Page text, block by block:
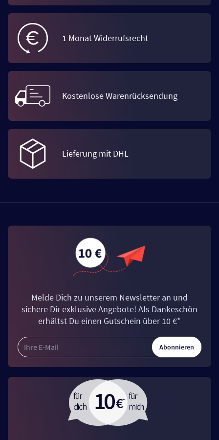
1 Monat Widerrufsrecht
Kostenlose Warenrücksendung
Lieferung mit DHL
Melde Dich zu unserem Newsletter an und
sichere Dir exklusive Angebote! Als Dankeschön
erhältst Du einen Gutschein über 10 €*
Abonnieren